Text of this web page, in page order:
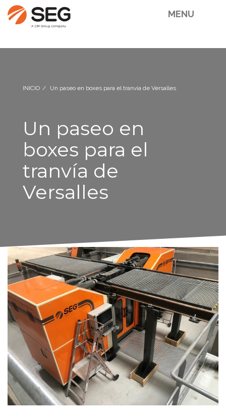
MENU
INICIO Un paseo en boxes para el tranvía de Versalles
Un paseo en
boxes para el
tranvía de
Versalles